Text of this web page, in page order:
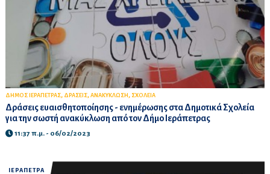
ΔΗΜΟΣ ΙΕΡΑΠΕΤΡΑΣ, ΔΡΑΣΕΙΣ, ΑΝΑΚΥΚΛΩΣΗ , ΣΧΟΛΕΙΑ
Δράσεις ευαισθητοποίησης - ενημέρωσης στα Δημοτικά Σχολεία
για την σωστή ανακύκλωση από τον Δήμο Ιεράπετρας
11:37 π.μ. - 06/02/2023
ΙΕΡΑΠΕΤΡΑ